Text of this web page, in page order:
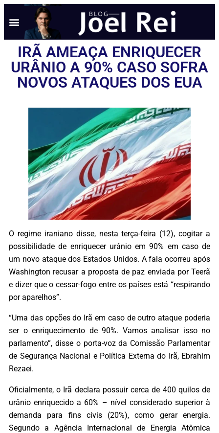
IRÃ AMEAÇA ENRIQUECER
URÂNIO A 90% CASO SOFRA
NOVOS ATAQUES DOS EUA
O regime iraniano disse, nesta terça-feira (12), cogitar a
possibilidade de enriquecer urânio em 90% em caso de
um novo ataque dos Estados Unidos. A fala ocorreu após
Washington recusar a proposta de paz enviada por Teerã
e dizer que o cessar-fogo entre os países está “respirando
por aparelhos”.
“Uma das opções do Irã em caso de outro ataque poderia
ser o enriquecimento de 90%. Vamos analisar isso no
parlamento”, disse o porta-voz da Comissão Parlamentar
de Segurança Nacional e Política Externa do Irã, Ebrahim
Rezaei.
Oficialmente, o Irã declara possuir cerca de 400 quilos de
urânio enriquecido a 60% – nível considerado superior à
demanda para fins civis (20%), como gerar energia.
Segundo a Agência Internacional de Energia Atômica